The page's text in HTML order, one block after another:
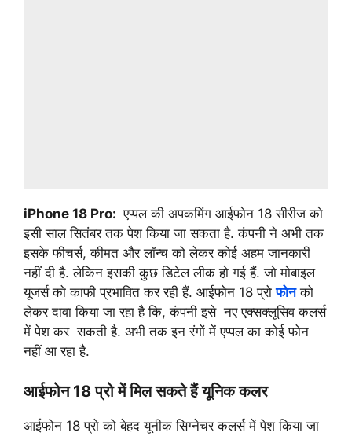
iPhone 18 Pro: एप्पल की अपकमिंग आईफोन 18 सीरीज को
इसी साल सितंबर तक पेश किया जा सकता है. कंपनी ने अभी तक
इसके फीचर्स, कीमत और लॉन्च को लेकर कोई अहम जानकारी
नहीं दी है. लेकिन इसकी कुछ डिटेल लीक हो गई हैं. जो मोबाइल
यूजर्स को काफी प्रभावित कर रही हैं. आईफोन 18 प्रोफोनको
लेकर दावा किया जा रहा है कि, कंपनी इसे नए एक्सक्लूसिव कलर्स
में पेश कर सकती है. अभी तक इन रंगों में एप्पल का कोई फोन
नहीं आ रहा है.
आईफोन 18 प्रो में मिल सकते हैं यूनिक कलर
आईफोन 18 प्रो को बेहद यूनीक सिग्नेचर कलर्स में पेश किया जा